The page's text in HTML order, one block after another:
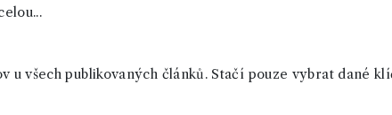
všech publikovaných článků. Stačí pouze vybrat dané